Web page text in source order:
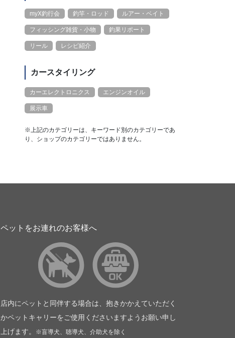
myX釣行会 釣竿・ロッド ルアー・ベイト
フィッシング雑貨・小物 釣果リポート
リール レシピ紹介
カースタイリング
カーエレクトロニクス エンジンオイル
展示車
※上記のカテゴリーは、キーワード別のカテゴリーであ
り、ショップのカテゴリーではありません。
ペットをお連れのお客様へ
店内にペットと同伴する場合は、抱きかかえていただく
かペットキャリーをご使用くださいますようお願い申し
上げます。
※盲導犬、聴導犬、介助犬を除く